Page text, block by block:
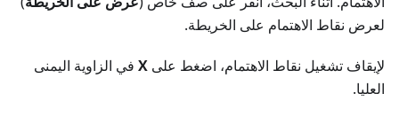
لعرض نقاط الاهتمام على الخريطة.
لإيقاف تشغيل نقاط الاهتمام، اضغط على X في الزاوية اليمنى
العليا.